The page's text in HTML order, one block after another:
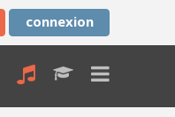
connexion